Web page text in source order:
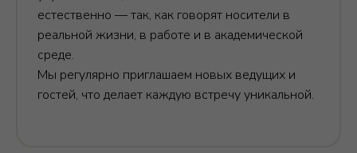
естественно — так, как говорят носители в
реальной жизни, в работе и в академической
среде.
Мы регулярно приглашаем новых ведущих и
гостей, что делает каждую встречу уникальной.